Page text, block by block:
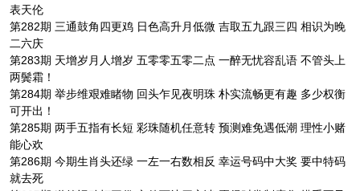
表天伦
第282期 三通鼓角四更鸡 日色高升月低微 吉取五九跟三四 相识为晚
二六庆
第283期 天增岁月人增岁 五零零五零二点 一醉无忧容乱语 不管头上
两鬓霜！
第284期 举步维艰难睹物 回头乍见夜明珠 朴实流畅更有趣 多少权衡
可开出！
第285期 两手五指有长短 彩珠随机任意转 预测难免遇低潮 理性小赌
能心欢
第286期 今期生肖头还绿 一左一右数相反 幸运号码中大奖 要中特码
就去死